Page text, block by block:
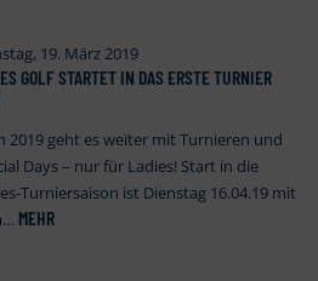
19. März 2019
GOLF STARTET IN DAS ERSTE TURNIER
2019 geht es weiter mit Turnieren und
Days – nur für Ladies! Start in die
Turniersaison ist Dienstag 16.04.19 mit
MEHR